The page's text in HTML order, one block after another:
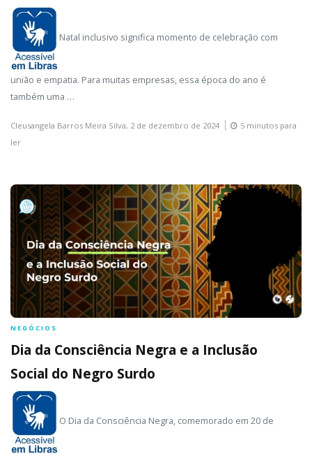
Natal inclusivo significa momento de celebração com
união e empatia. Para muitas empresas, essa época do ano é
também uma …
Cleusangela Barros Meira Silva, 2 de dezembro de 2024
5 minutos para
ler
NEGÓCIOS
Dia da Consciência Negra e a Inclusão
Social do Negro Surdo
O Dia da Consciência Negra, comemorado em 20 de